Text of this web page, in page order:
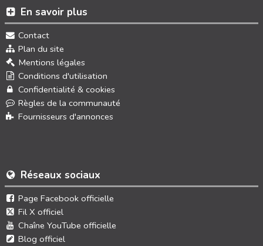
Réseaux sociaux
Page Facebook officielle
Fil X officiel
Chaîne YouTube officielle
Blog officiel
En savoir plus
Contact
Plan du site
Mentions légales
Conditions d'utilisation
Confidentialité & cookies
Règles de la communauté
Fournisseurs d'annonces